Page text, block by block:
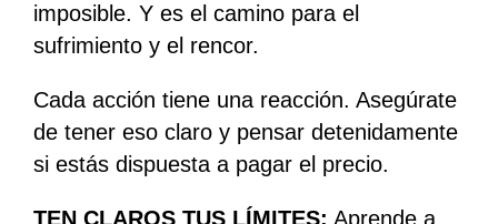
imposible. Y es el camino para el
sufrimiento y el rencor.
Cada acción tiene una reacción. Asegúrate
de tener eso claro y pensar detenidamente
si estás dispuesta a pagar el precio.
TEN CLAROS TUS LÍMITES: Aprende a